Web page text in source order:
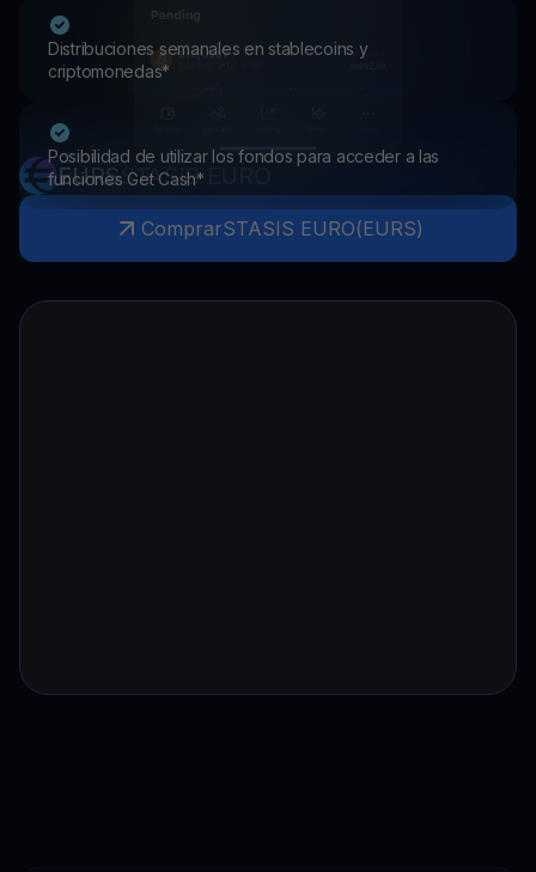
Distribuciones semanales en stablecoins y
criptomonedas*
Posibilidad de utilizar los fondos para acceder a las
funciones Get Cash*
EURSSTASIS EURO
ComprarSTASIS EURO(EURS)